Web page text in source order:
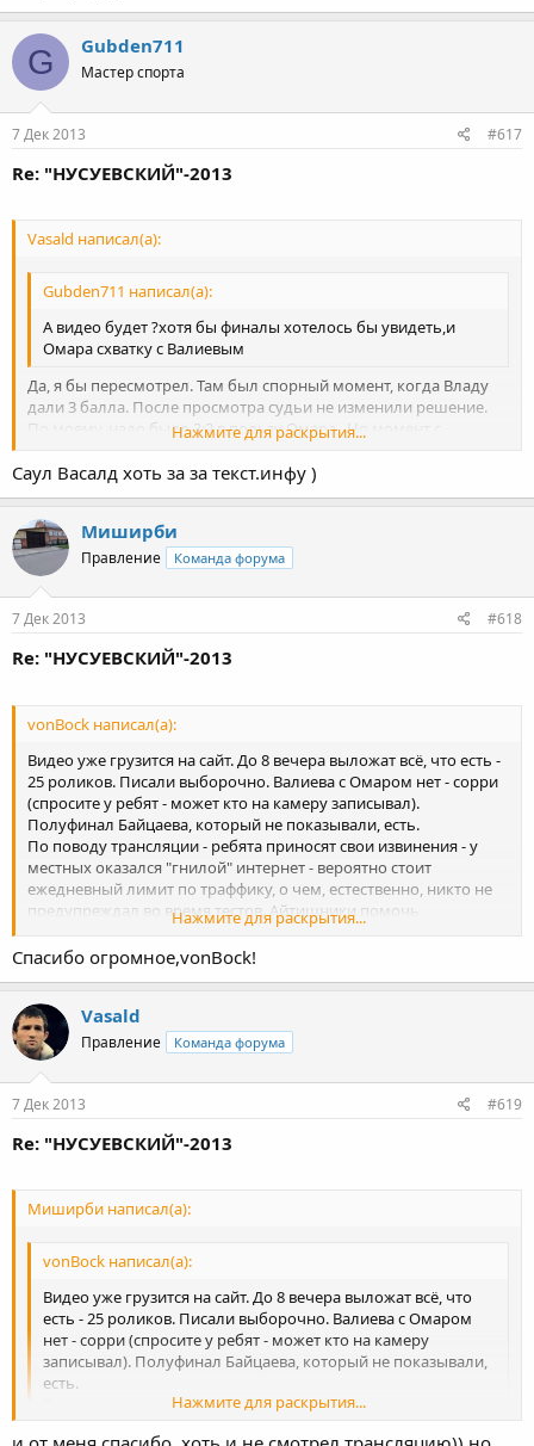
G Gubden711
Мастер спорта
7 Дек 2013 #617
Re: "НУСУЕВСКИЙ"-2013
Vasald написал(а):
Gubden711 написал(а):
А видео будет ?хотя бы финалы хотелось бы увидеть,и
Омара схватку с Валиевым
Нажмите для раскрытия...
Да, я бы пересмотрел. Там был спорный момент, когда Владу
дали 3 балла. После просмотра судьи не изменили решение.
По моему, надо было 3:2 в пользу Омара.. Но момент с
Влад бы все равно по баллам выиграл, т.к.до этого эпизода вел
1:0, стадо бы 3:3, а потом он еще взял 2 балла. Вроде так было,
если ничего не путаю.
Нажмите для раскрытия...
Саул Васалд хоть за за текст.инфу )
Миширби
Правление Команда форума
7 Дек 2013 #618
Re: "НУСУЕВСКИЙ"-2013
vonBock написал(а):
Видео уже грузится на сайт. До 8 вечера выложат всё, что есть -
25 роликов. Писали выборочно. Валиева с Омаром нет - сорри
(спросите у ребят - может кто на камеру записывал).
Полуфинал Байцаева, который не показывали, есть.
По поводу трансляции - ребята приносят свои извинения - у
местных оказался "гнилой" интернет - вероятно стоит
ежедневный лимит по траффику, о чем, естественно, никто не
предупреждал во время тестов. Айтишники помочь
отказались. Пришлось срочно регистрировать и подключать
йоту (благо с собой взяли), но пару часов всё равно было
потеряно. Йота работала нестабильно и канал был неширокий,
всего 1 видеопоток.
К сожалению, предусмотреть проблемы с интернетом не
оказалось возможным - на всё-про-всё было 2 дня (уж как
предупредили) - а службы там сильно забюрокраченные,
чтобы решать вопросы оперативно.
сделали.
Нажмите для раскрытия...
Спасибо огромное,vonBock!
Vasald
Правление Команда форума
7 Дек 2013 #619
Re: "НУСУЕВСКИЙ"-2013
Миширби написал(а):
vonBock написал(а):
Видео уже грузится на сайт. До 8 вечера выложат всё, что
есть - 25 роликов. Писали выборочно. Валиева с Омаром
нет - сорри (спросите у ребят - может кто на камеру
записывал). Полуфинал Байцаева, который не показывали,
есть.
По поводу трансляции - ребята приносят свои извинения - у
Нажмите для раскрытия...